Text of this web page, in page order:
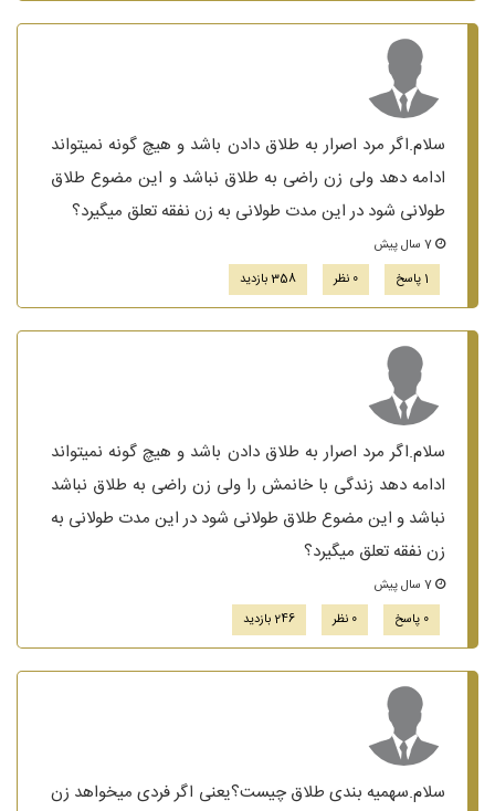
سلام.اگر مرد اصرار به طلاق دادن باشد و هیچ گونه نمیتواند
ادامه دهد ولی زن راضی به طلاق نباشد و این مضوع طلاق
طولانی شود در این مدت طولانی به زن نفقه تعلق میگیرد؟
1 پاسخ
0 نظر 358 بازدید
سلام.اگر مرد اصرار به طلاق دادن باشد و هیچ گونه نمیتواند
ادامه دهد زندگی با خانمش را ولی زن راضی به طلاق نباشد
نباشد و این مضوع طلاق طولانی شود در این مدت طولانی به
زن نفقه تعلق میگیرد؟
0 پاسخ
0 نظر 246 بازدید
سلام.سهمیه بندی طلاق چیست؟یعنی اگر فردی میخواهد زن